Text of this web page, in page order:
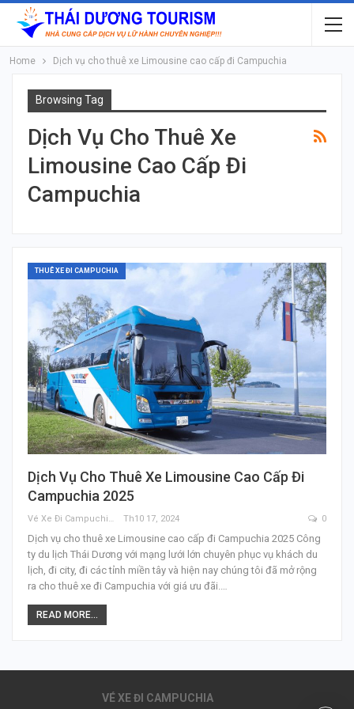
Home Dịch vụ cho thuê xe Limousine cao cấp đi Campuchia
Browsing Tag
Dịch Vụ Cho Thuê Xe
Limousine Cao Cấp Đi
Campuchia
THUÊ XE ĐI CAMPUCHIA
Dịch Vụ Cho Thuê Xe Limousine Cao Cấp Đi
Campuchia 2025
Vé Xe Đi Campuchia Th10 17, 2024 0
Dịch vụ cho thuê xe Limousine cao cấp đi Campuchia 2025 Công
ty du lịch Thái Dương với mạng lưới lớn chuyên phục vụ khách du
lịch, đi city, đi các tỉnh miền tây và hiện nay chúng tôi đã mở rộng
ra cho thuê xe đi Campuchia với giá ưu đãi.…
READ MORE...
VÉ XE ĐI CAMPUCHIA